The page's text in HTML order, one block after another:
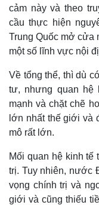
cảm này và theo
cầu thực hiện
Trung Quốc mở cửa
một số lĩnh vực nội
Về tổng thể, thì dù
tư, nhưng quan hệ
mạnh và chặt chẽ
lớn nhất thế giới và
mô rất lớn.
Mối quan hệ kinh tế
trị. Tuy nhiên, nước
vọng chính trị và
giới và cũng thiếu